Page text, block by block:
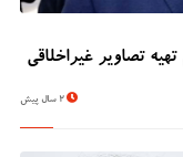
تصاویر غیراخلاقی
2 سال پیش